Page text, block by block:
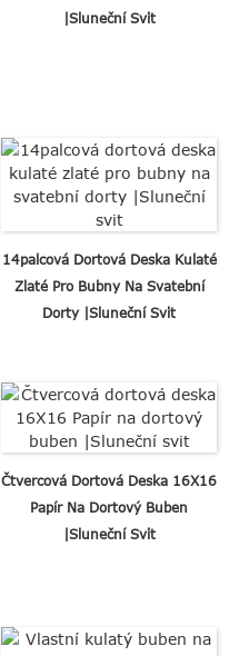
|Sluneční Svit
14palcová Dortová Deska Kulaté
Zlaté Pro Bubny Na Svatební
Dorty |Sluneční Svit
Čtvercová Dortová Deska 16X16
Papír Na Dortový Buben
|Sluneční Svit